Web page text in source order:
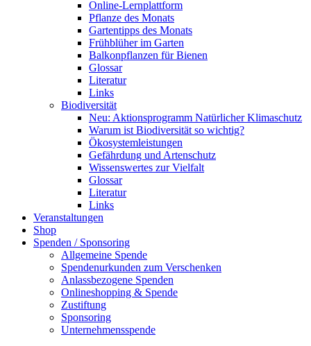
Online-Lernplattform
Pflanze des Monats
Gartentipps des Monats
Frühblüher im Garten
Balkonpflanzen für Bienen
Glossar
Literatur
Links
Biodiversität
Neu: Aktionsprogramm Natürlicher Klimaschutz
Warum ist Biodiversität so wichtig?
Ökosystemleistungen
Gefährdung und Artenschutz
Wissenswertes zur Vielfalt
Glossar
Literatur
Links
Veranstaltungen
Shop
Spenden / Sponsoring
Allgemeine Spende
Spendenurkunden zum Verschenken
Anlassbezogene Spenden
Onlineshopping & Spende
Zustiftung
Sponsoring
Unternehmensspende